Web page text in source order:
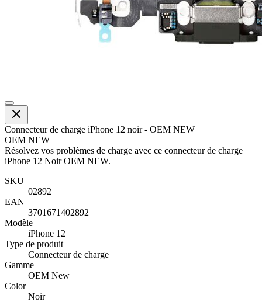
Connecteur de charge iPhone 12 noir - OEM NEW
OEM NEW
Résolvez vos problèmes de charge avec ce connecteur de charge
iPhone 12 Noir OEM NEW.
SKU
02892
EAN
3701671402892
Modèle
iPhone 12
Type de produit
Connecteur de charge
Gamme
OEM New
Color
Noir